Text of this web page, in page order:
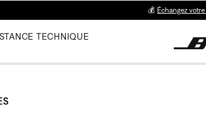
💰 Échangez
TECHNIQUE